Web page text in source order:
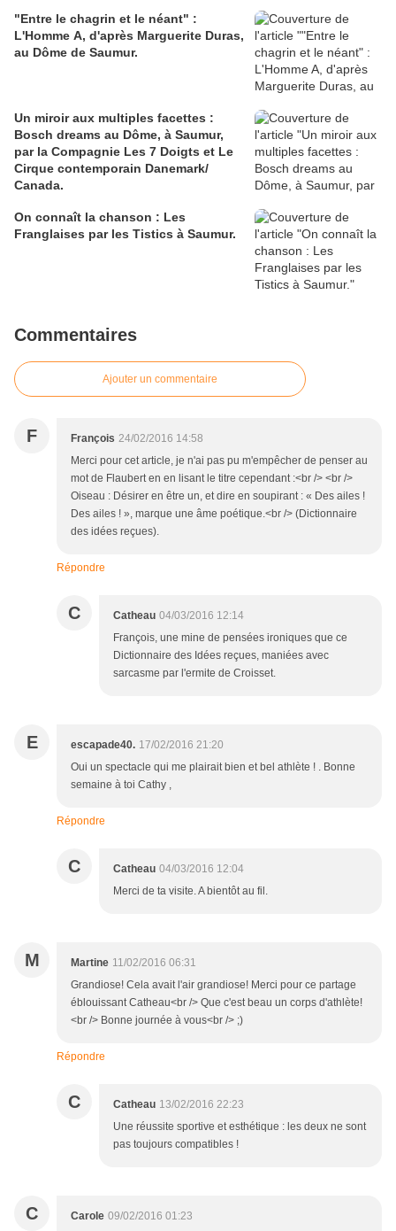
"Entre le chagrin et le néant" :
L'Homme A, d'après Marguerite Duras,
au Dôme de Saumur.
Un miroir aux multiples facettes :
Bosch dreams au Dôme, à Saumur,
par la Compagnie Les 7 Doigts et Le
Cirque contemporain Danemark/
Canada.
On connaît la chanson : Les
Franglaises par les Tistics à Saumur.
Commentaires
Ajouter un commentaire
F François 24/02/2016 14:58
Merci pour cet article, je n'ai pas pu m'empêcher de penser au
mot de Flaubert en en lisant le titre cependant :<br /> <br />
Oiseau : Désirer en être un, et dire en soupirant : « Des ailes !
Des ailes ! », marque une âme poétique.<br /> (Dictionnaire
des idées reçues).
Répondre
C Catheau 04/03/2016 12:14
François, une mine de pensées ironiques que ce
Dictionnaire des Idées reçues, maniées avec
sarcasme par l'ermite de Croisset.
E escapade40. 17/02/2016 21:20
Oui un spectacle qui me plairait bien et bel athlète ! . Bonne
semaine à toi Cathy ,
Répondre
C Catheau 04/03/2016 12:04
Merci de ta visite. A bientôt au fil.
M Martine 11/02/2016 06:31
Grandiose! Cela avait l'air grandiose! Merci pour ce partage
éblouissant Catheau<br /> Que c'est beau un corps d'athlète!
<br /> Bonne journée à vous<br /> ;)
Répondre
C Catheau 13/02/2016 22:23
Une réussite sportive et esthétique : les deux ne sont
pas toujours compatibles !
C Carole 09/02/2016 01:23